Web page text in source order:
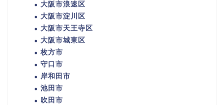
大阪市浪速区
大阪市淀川区
大阪市天王寺区
大阪市城東区
枚方市
守口市
岸和田市
池田市
吹田市